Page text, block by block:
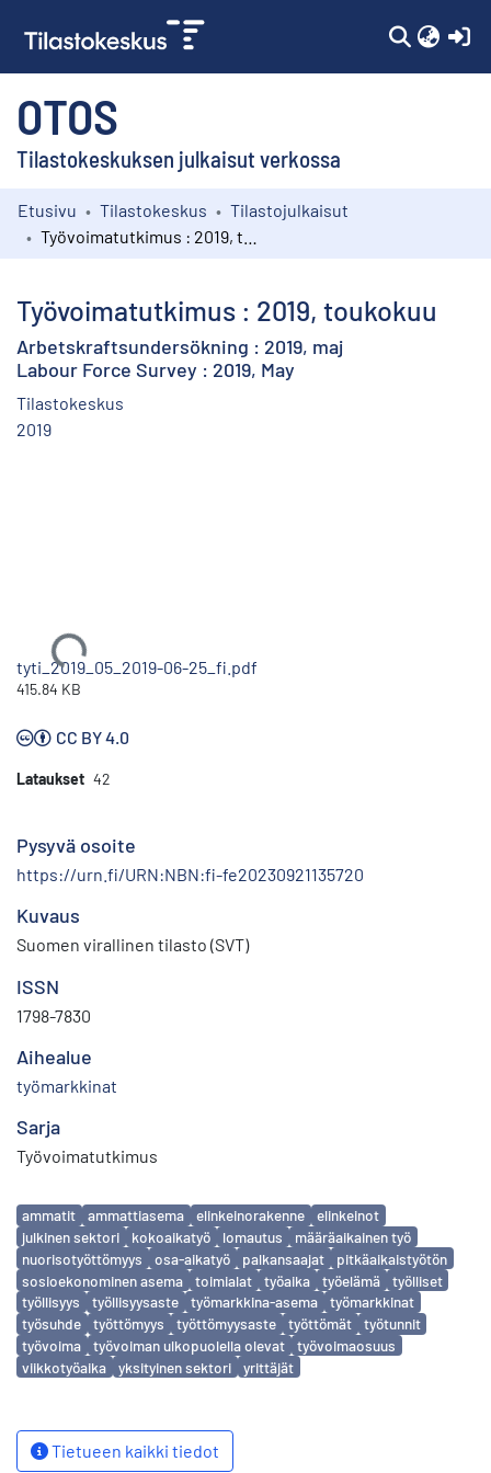
OTOS
Tilastokeskuksen julkaisut verkossa
Kokoelmat
Etusivu Tilastokeskus
Tilastojulkaisut
Työvoimatutkimus : 2019, toukokuu
Arbetskraftsundersökning : 2019, maj
Labour Force Survey : 2019, May
Tilastokeskus
2019
Ladataan...
tyti_2019_05_2019-06-25_fi.pdf
415.84 KB
CC BY 4.0
Lataukset 42
Pysyvä osoite
https://urn.fi/URN:NBN:fi-fe20230921135720
Kuvaus
Suomen virallinen tilasto (SVT)
ISSN
1798-7830
Aihealue
työmarkkinat
Sarja
Työvoimatutkimus
Avainsanat
ammatit ammattiasema elinkeinorakenne
elinkeinot
julkinen sektori
kokoaikatyö lomautus
määräaikainen työ
nuorisotyöttömyys
osa-aikatyö palkansaajat
pitkäaikaistyötön
sosioekonominen asema
toimialat työaika työelämä
työlliset
työllisyys
työllisyysaste työmarkkina-asema
työmarkkinat
työsuhde
työttömyys työttömyysaste työttömät
työtunnit
työvoima
työvoiman ulkopuolella olevat
työvoimaosuus
viikkotyöaika
yksityinen sektori yrittäjät
Tietueen kaikki tiedot